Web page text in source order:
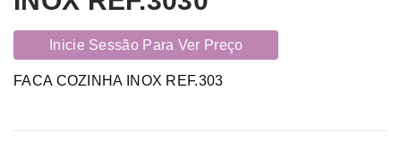
Inicie Sessão Para Ver Preço
FACA COZINHA INOX REF.303